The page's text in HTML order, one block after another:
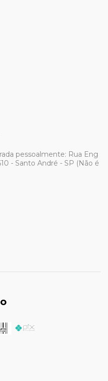
pessoalmente: Rua Eng
- Santo André - SP (Não é